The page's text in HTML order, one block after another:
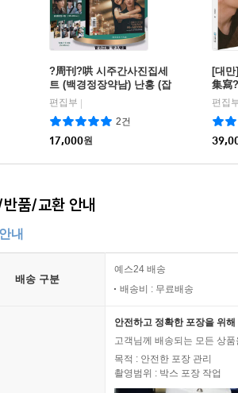
?周刊?哄 시주간사진집세
트 (백경정장약남) 난홍 (잡
지+포스터 4장+카드 8장)
편집부
2건
17,000원
[대
集寫
印刷
편집
품/교환 안내
내
배송 구분
예스24 배송
배송비 : 무료배송
안전하고 정확한 포장을 위
고객님께 배송되는 모든 상
목적 : 안전한 포장 관리
촬영범위 : 박스 포장 작업